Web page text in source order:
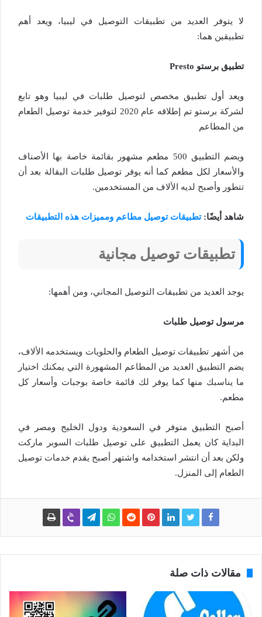
لا يتوفر العديد من تطبيقات التوصيل في ليبيا، ويعد أهم
تطبيقين هما:
تطبيق برستو Presto
ويعد أول تطبيق مخصص لتوصيل طلبات في ليبيا وهو تابع
لشركة برستو تم إطلاقه عام 2020 لتوفير خدمة توصيل الطعام
من المطاعم
ويضم التطبيق 500 مطعم مشهور بقائمة خاصة بها الأصناف
والأسعار لكل مطعم كما أنه يوفر توصيل طلبات البقالة بعد أن
تتطور وأصبح لديه الألاف من المستخدمين.
شاهد أيضًا:تطبيقات توصيل مطاعم ومميزات هذه التطبيقات
تطبيقات توصيل مجانية
يوجد العديد من تطبيقات التوصيل المجاني، ومن أهمها:
مرسول توصيل طلبات
من أشهر تطبيقات توصيل الطعام والحلويات ويستخدمه الألاف،
يضم التطبيق العديد من المطاعم المشهورة التي يمكنك اختيار
ما يناسبك منها كما يوفر لك قائمة خاصة بوجبات وأسعار كل
مطعم.
أصبح التطبيق متوفر في السعودية ودول الخليج ومصر في
البداية كان يعمل التطبيق على توصيل طلبات السوبر ماركت
ولكن بعد أن انتشر استخدامه واشتهر أصبح يقدم خدمات توصيل
الطعام إلى المنزل.
مقالات ذات صلة